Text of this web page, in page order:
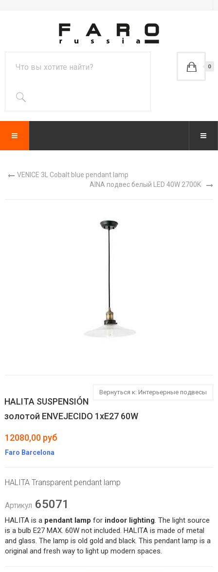
0
VENICE 3L Cobalt blue pendant lamp
AINA подвес белый LED 40W 2700K
Вернуться к: Интерьерные подвесы
HALITA SUSPENSIÓN
золотой ENVEJECIDO 1хE27 60W
12080,00 руб
Faro Barcelona
HALITA Transparent pendant lamp
Артикул 65071
HALITA is a pendant lamp for indoor lighting . The light source
is a bulb E27 MAX. 60W not included. HALITA is made of metal
and glass. The lamp is old gold and black. This pendant lamp is a
original and fresh way to light up modern spaces.